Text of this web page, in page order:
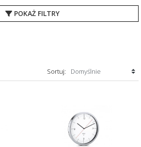
POKAŻ FILTRY
Sortuj: